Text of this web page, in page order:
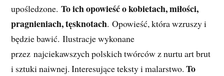
upośledzone.To ich opowieść o kobietach, miłości,
pragnieniach, tęsknotach. Opowieść, która wzruszy i
będzie bawić. Ilustracje wykonane
przez najciekawszych polskich twórców z nurtu art brut
i sztuki naiwnej. Interesujące teksty i malarstwo.To